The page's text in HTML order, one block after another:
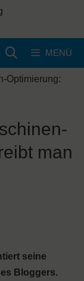
MENÜ
Optimierung:
man
seine
Bloggers.